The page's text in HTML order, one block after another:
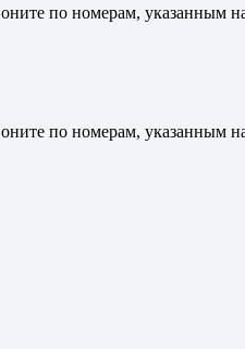
по номерам, указанным
по номерам, указанным